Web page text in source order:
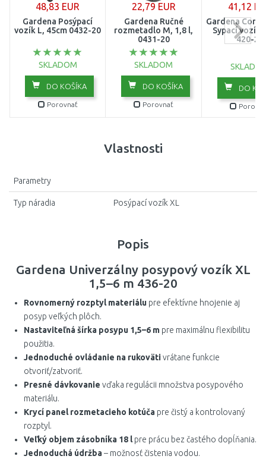
48,83 EUR
Gardena Posýpací
vozík L, 45cm 0432-20
SKLADOM
DO KOŠÍKA
Porovnať
22,79 EUR
Gardena Ručné
rozmetadlo M, 1,8 l,
0431-20
SKLADOM
DO KOŠÍKA
Porovnať
41,12
Gardena
Sypací vozík,
420-20
DO
Popis
Gardena Univerzálny posypový vozík XL
1,5–6 m 436-20
Rovnomerný rozptyl materiálu pre efektívne hnojenie aj
posyp veľkých plôch.
Nastaviteľná šírka posypu 1,5–6 m pre maximálnu flexibilitu
použitia.
Jednoduché ovládanie na rukovätivrátane funkcie
otvoriť/zatvoriť.
Presné dávkovanie vďaka regulácii množstva posypového
materiálu.
Krycí panel rozmetacieho kotúča pre čistý a kontrolovaný
rozptyl.
Veľký objem zásobníka 18 lpre prácu bez častého dopĺňania.
Jednoduchá údržba– možnosť čistenia vodou.
Vlastnosti
Parametry
Typ náradia Posýpací vozík XL